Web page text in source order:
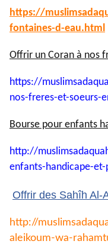
https://
fontaines-d-eau.html
Offrir un Coran à nos
https://
nos-freres-et-soeurs-
Bourse pour enfants
http://
enfants-handicape-
Offrir des Sahîh Al-
http://
aleikoum-wa-